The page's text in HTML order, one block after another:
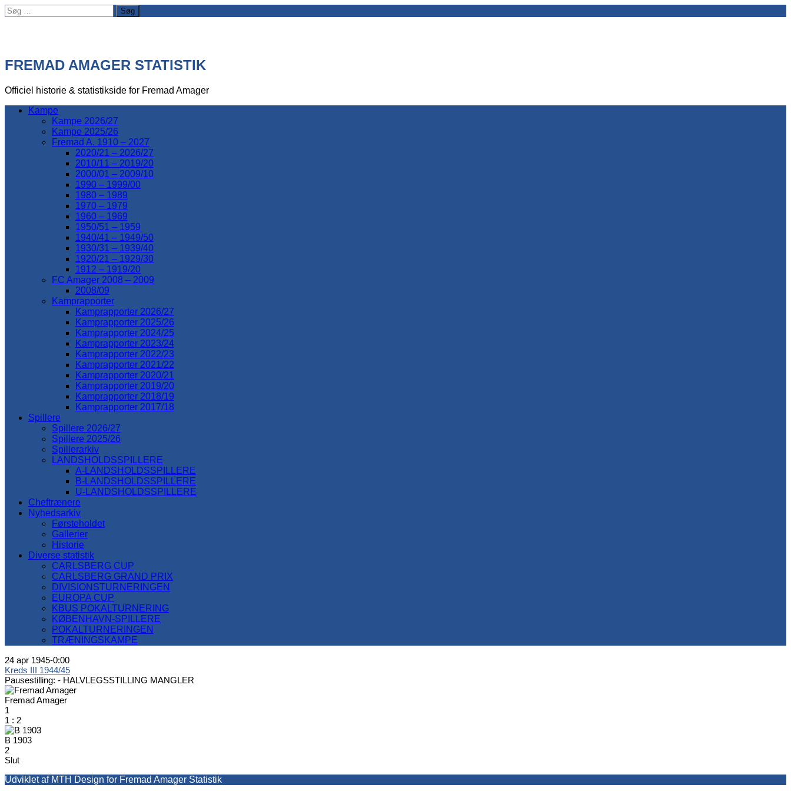
Søg
efter:
FREMAD AMAGER STATISTIK
Officiel historie & statistikside for Fremad Amager
Kampe
Kampe 2026/27
Kampe 2025/26
Fremad A. 1910 – 2027
2020/21 – 2026/27
2010/11 – 2019/20
2000/01 – 2009/10
1990 – 1999/00
1980 – 1989
1970 – 1979
1960 – 1969
1950/51 – 1959
1940/41 – 1949/50
1930/31 – 1939/40
1920/21 – 1929/30
1912 – 1919/20
FC Amager 2008 – 2009
2008/09
Kamprapporter
Kamprapporter 2026/27
Kamprapporter 2025/26
Kamprapporter 2024/25
Kamprapporter 2023/24
Kamprapporter 2022/23
Kamprapporter 2021/22
Kamprapporter 2020/21
Kamprapporter 2019/20
Kamprapporter 2018/19
Kamprapporter 2017/18
Spillere
Spillere 2026/27
Spillere 2025/26
Spillerarkiv
LANDSHOLDSSPILLERE
A-LANDSHOLDSSPILLERE
B-LANDSHOLDSSPILLERE
U-LANDSHOLDSSPILLERE
Cheftrænere
Nyhedsarkiv
Førsteholdet
Gallerier
Historie
Diverse statistik
CARLSBERG CUP
CARLSBERG GRAND PRIX
DIVISIONSTURNERINGEN
EUROPA CUP
KBUS POKALTURNERING
KØBENHAVN-SPILLERE
POKALTURNERINGEN
TRÆNINGSKAMPE
24 apr 1945-0:00
Kreds III 1944/45
Pausestilling: - HALVLEGSSTILLING MANGLER
Fremad Amager
1
1 : 2
B 1903
2
Slut
Udviklet af MTH Design for Fremad Amager Statistik